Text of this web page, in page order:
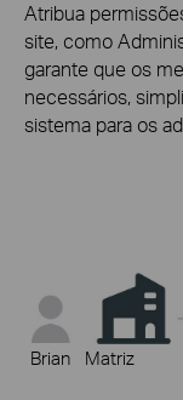
Atribua
site, como
garante que os
necessários,
sistema para os
Brian Matriz